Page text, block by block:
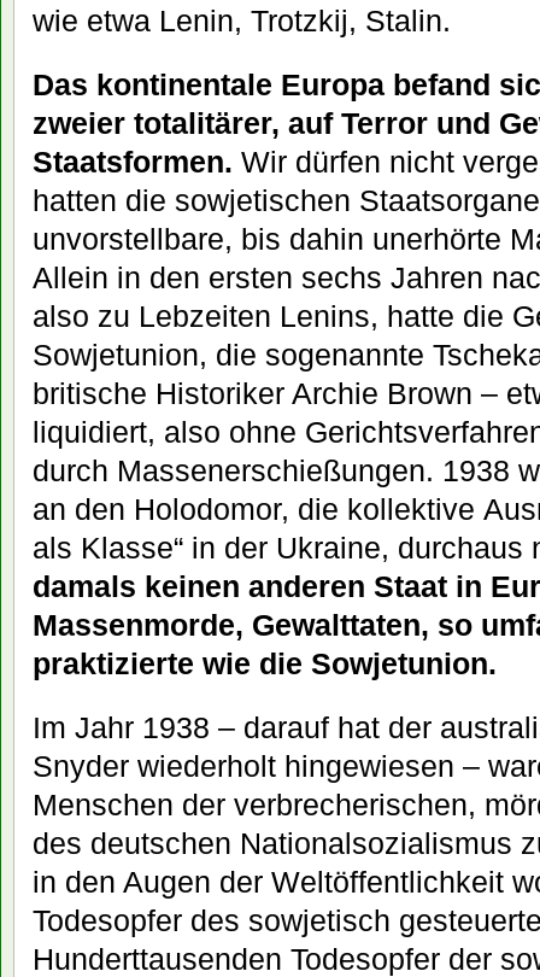
wie etwa Lenin, Trotzkij, Stalin.
Das kontinentale Europa befand
zweier totalitärer, auf Terror und
Staatsformen. Wir dürfen nicht
hatten die sowjetischen
unvorstellbare, bis dahin unerhörte
Allein in den ersten sechs Jahren
also zu Lebzeiten Lenins, hatte die
Sowjetunion, die sogenannte
britische Historiker Archie Brown –
liquidiert, also ohne
durch Massenerschießungen. 1938
an den Holodomor, die kollektive
als Klasse“ in der Ukraine,
damals keinen anderen Staat in
Massenmorde, Gewalttaten, so
praktizierte wie die Sowjetunion.
Im Jahr 1938 – darauf hat der
Snyder wiederholt hingewiesen –
Menschen der verbrecherischen,
des deutschen Nationalsozialismus
in den Augen der Weltöffentlichkeit
Todesopfer des sowjetisch
Hunderttausenden Todesopfer der